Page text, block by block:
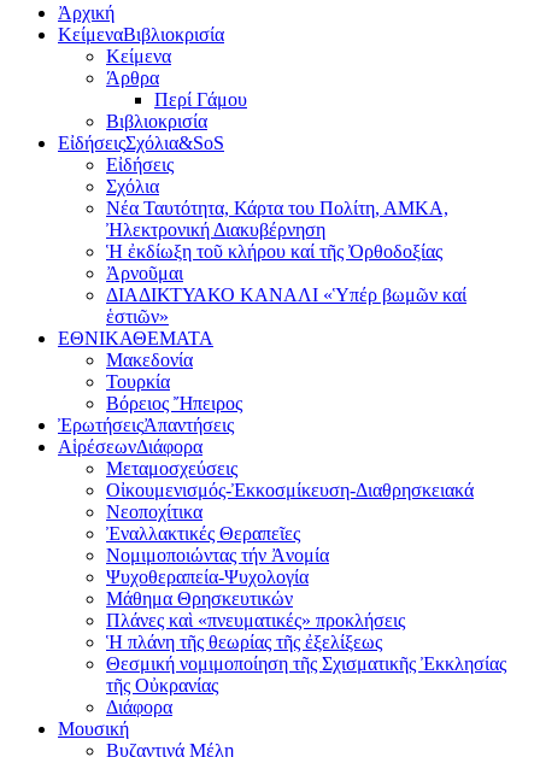
Ἀρχική
ΚείμεναΒιβλιοκρισία
Κείμενα
Άρθρα
Περί Γάμου
Βιβλιοκρισία
ΕἰδήσειςΣχόλια&SoS
Εἰδήσεις
Σχόλια
Νέα Ταυτότητα, Κάρτα του Πολίτη, ΑΜΚΑ,
Ἠλεκτρονική Διακυβέρνηση
Ἡ ἐκδίωξη τοῦ κλήρου καί τῆς Ὀρθοδοξίας
Ἀρνοῦμαι
ΔΙΑΔΙΚΤΥΑΚΟ ΚΑΝΑΛΙ «Ὑπέρ βωμῶν καί
ἑστιῶν»
ΕΘΝΙΚΑΘΕΜΑΤΑ
Μακεδονία
Τουρκία
Βόρειος Ἤπειρος
ἘρωτήσειςἈπαντήσεις
ΑἱρέσεωνΔιάφορα
Μεταμοσχεύσεις
Οἰκουμενισμός-Ἐκκοσμίκευση-Διαθρησκειακά
Νεοποχίτικα
Ἐναλλακτικές Θεραπεῖες
Νομιμοποιώντας τήν Ἀνομία
Ψυχοθεραπεία-Ψυχολογία
Μάθημα Θρησκευτικών
Πλάνες καὶ «πνευματικές» προκλήσεις
Ἡ πλάνη τῆς θεωρίας τῆς ἐξελίξεως
Θεσμική νομιμοποίηση τῆς Σχισματικῆς Ἐκκλησίας
τῆς Οὐκρανίας
Διάφορα
Μουσική
Βυζαντινά Μέλη